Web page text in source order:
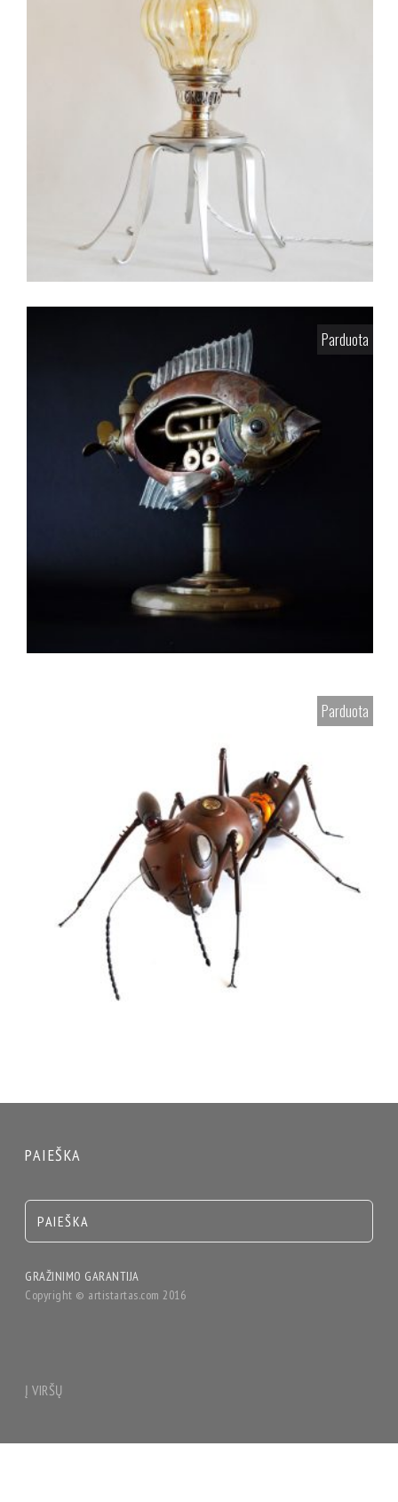
200.00
Parduota
Parduota
PAIEŠKA
GRAŽINIMO GARANTIJA
Copyright © artistartas.com 2016
Į VIRŠŲ